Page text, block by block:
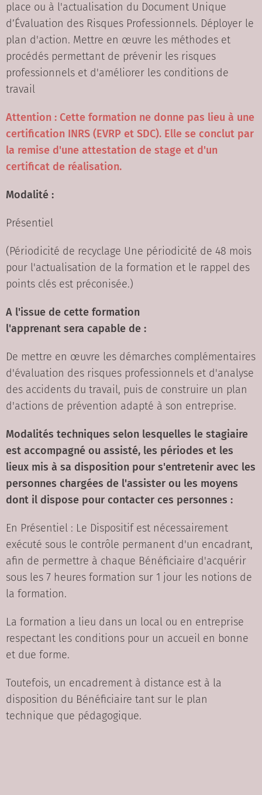
place ou à l'actualisation du Document Unique
d’Évaluation des Risques Professionnels. Déployer le
plan d'action. Mettre en œuvre les méthodes et
procédés permettant de prévenir les risques
professionnels et d'améliorer les conditions de
travail
Attention : Cette formation ne donne pas lieu à une
certification INRS (EVRP et SDC). Elle se conclut par
la remise d'une attestation de stage et d'un
certificat de réalisation.
Modalité :
Présentiel
(Périodicité de recyclage Une périodicité de 48 mois
pour l'actualisation de la formation et le rappel des
points clés est préconisée.)
A l'issue de cette formation
l'apprenant sera capable de :
De mettre en œuvre les démarches complémentaires
d'évaluation des risques professionnels et d'analyse
des accidents du travail, puis de construire un plan
d'actions de prévention adapté à son entreprise.
Modalités techniques selon lesquelles le stagiaire
est accompagné ou assisté, les périodes et les
lieux mis à sa disposition pour s'entretenir avec les
personnes chargées de l'assister ou les moyens
dont il dispose pour contacter ces personnes :
En Présentiel : Le Dispositif est nécessairement
exécuté sous le contrôle permanent d'un encadrant,
afin de permettre à chaque Bénéficiaire d'acquérir
sous les 7 heures formation sur 1 jour les notions de
la formation.
La formation a lieu dans un local ou en entreprise
respectant les conditions pour un accueil en bonne
et due forme.
Toutefois, un encadrement à distance est à la
disposition du Bénéficiaire tant sur le plan
technique que pédagogique.